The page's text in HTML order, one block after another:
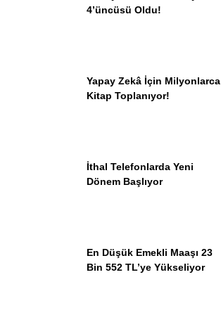
4’üncüsü Oldu!
Yapay Zekâ İçin Milyonlarca
Kitap Toplanıyor!
İthal Telefonlarda Yeni
Dönem Başlıyor
En Düşük Emekli Maaşı 23
Bin 552 TL’ye Yükseliyor